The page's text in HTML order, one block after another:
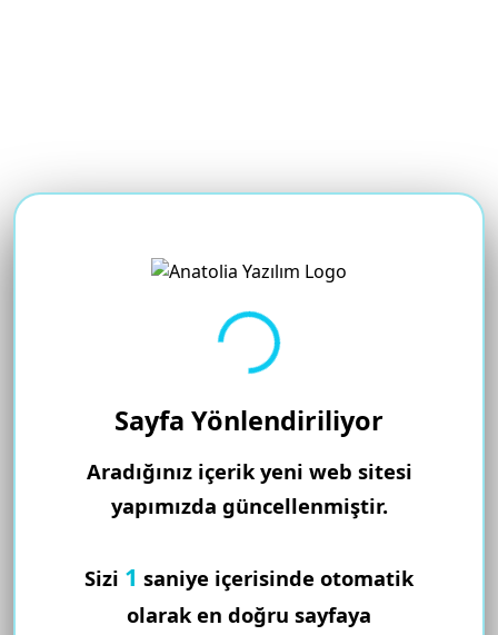
Yükleniyor...
Sayfa Yönlendiriliyor
Aradığınız içerik yeni web sitesi
yapımızda güncellenmiştir.
Sizi 1 saniye içerisinde otomatik
olarak en doğru sayfaya